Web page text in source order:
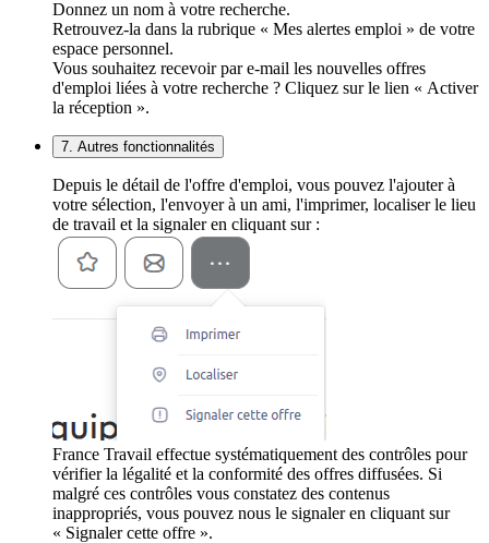
Donnez un nom à votre recherche.
Retrouvez-la dans la rubrique « Mes alertes emploi » de votre
espace personnel.
Vous souhaitez recevoir par e-mail les nouvelles offres
d'emploi liées à votre recherche ? Cliquez sur le lien « Activer
la réception ».
7. Autres fonctionnalités
Depuis le détail de l'offre d'emploi, vous pouvez l'ajouter à
votre sélection, l'envoyer à un ami, l'imprimer, localiser le lieu
de travail et la signaler en cliquant sur :
France Travail effectue systématiquement des contrôles pour
vérifier la légalité et la conformité des offres diffusées. Si
malgré ces contrôles vous constatez des contenus
inappropriés, vous pouvez nous le signaler en cliquant sur
« Signaler cette offre ».